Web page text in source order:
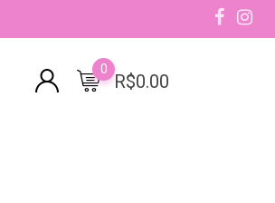
R$0.00
0